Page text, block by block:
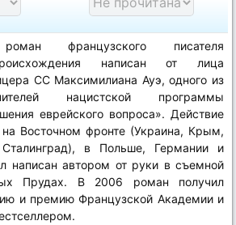
французского писателя
написан от лица
СС Максимилиана Ауэ, одного из
нацистской программы
еврейского вопроса». Действие
Восточном фронте (Украина, Крым,
в Польше, Германии и
написан автором от руки в съемной
Прудах. В 2006 роман получил
и премию Французской Академии и